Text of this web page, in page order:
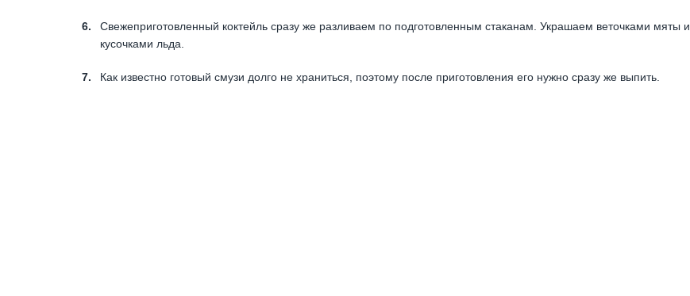
Свежеприготовленный коктейль сразу же разливаем по подготовленным стаканам. Украшаем веточками мяты и
кусочками льда.
Как известно готовый смузи долго не храниться, поэтому после приготовления его нужно сразу же выпить.